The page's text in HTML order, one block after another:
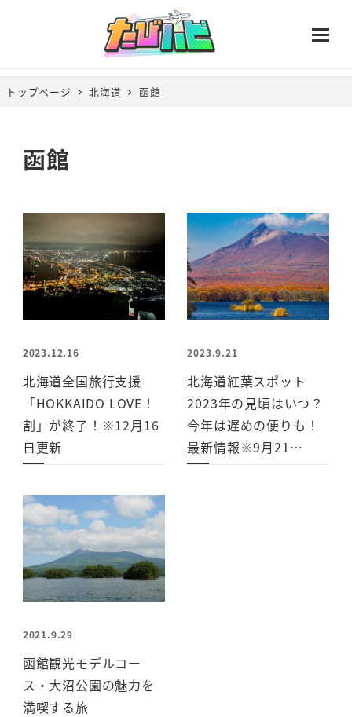
トップページ 北海道 函館
函館
2023.12.16
北海道全国旅行支援
「HOKKAIDO LOVE！
割」が終了！※12月16
日更新
2023.9.21
北海道紅葉スポット
2023年の見頃はいつ？
今年は遅めの便りも！
最新情報※9月21…
2021.9.29
函館観光モデルコー
ス・大沼公園の魅力を
満喫する旅